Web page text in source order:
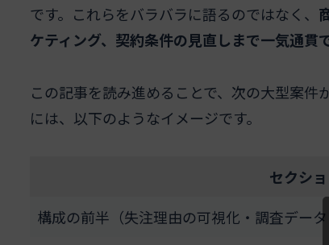
です。これらをバラバラに語るのではなく、
ケティング、契約条件の見直しまで一気通貫
この記事を読み進めることで、次の大型案
には、以下のようなイメージです。
セクシ
構成の前半（失注理由の可視化・調査デー